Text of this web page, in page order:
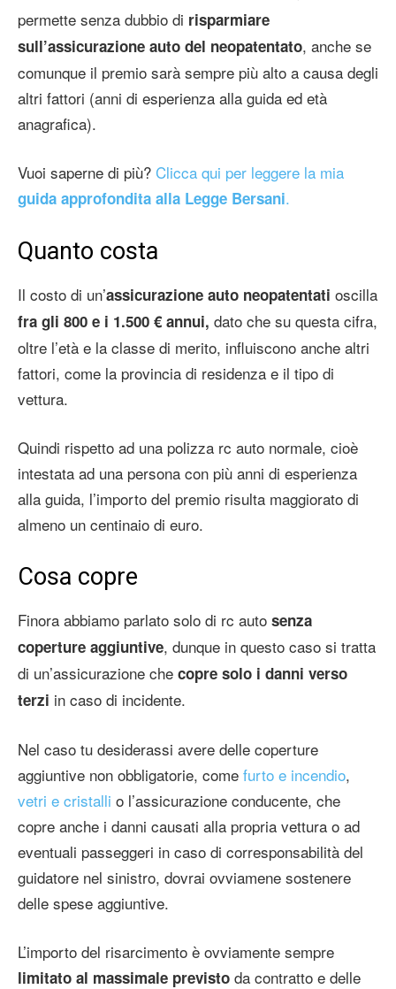
permette senza dubbio di risparmiare
sull’assicurazione auto del neopatentato, anche se
comunque il premio sarà sempre più alto a causa degli
altri fattori (anni di esperienza alla guida ed età
anagrafica).
Vuoi saperne di più? Clicca qui per leggere la mia
guida approfondita alla Legge Bersani.
Quanto costa
Il costo di un’assicurazione auto neopatentati oscilla
fra gli 800 e i 1.500 € annui, dato che su questa cifra,
oltre l’età e la classe di merito, influiscono anche altri
fattori, come la provincia di residenza e il tipo di
vettura.
Quindi rispetto ad una polizza rc auto normale, cioè
intestata ad una persona con più anni di esperienza
alla guida, l’importo del premio risulta maggiorato di
almeno un centinaio di euro.
Cosa copre
Finora abbiamo parlato solo di rc auto senza
coperture aggiuntive, dunque in questo caso si tratta
di un’assicurazione che copre solo i danni verso
terzi in caso di incidente.
Nel caso tu desiderassi avere delle coperture
aggiuntive non obbligatorie, come furto e incendio,
vetri e cristalli o l’assicurazione conducente, che
copre anche i danni causati alla propria vettura o ad
eventuali passeggeri in caso di corresponsabilità del
guidatore nel sinistro, dovrai ovviamene sostenere
delle spese aggiuntive.
L’importo del risarcimento è ovviamente sempre
limitato al massimale previsto da contratto e delle